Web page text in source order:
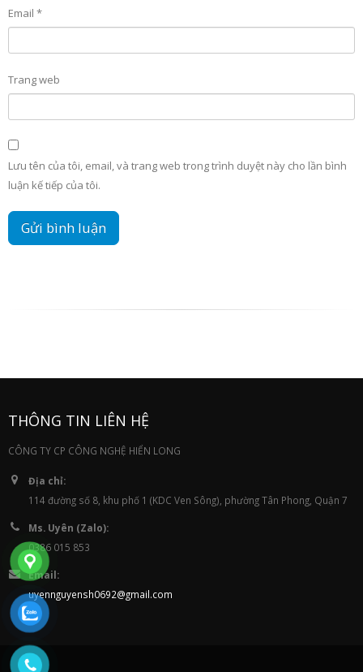
Email *
Trang web
Lưu tên của tôi, email, và trang web trong trình duyệt này cho lần bình
luận kế tiếp của tôi.
THÔNG TIN LIÊN HỆ
CÔNG TY CP CÔNG NGHỆ HIỂN LONG
Địa chỉ:
114 đường số 8, khu phố 1 (KDC Ven Sông), phường Tân Phong, Quận 7
Ms. Uyên (Zalo):
0386 015 853
Email:
uyennguyensh0692@gmail.com